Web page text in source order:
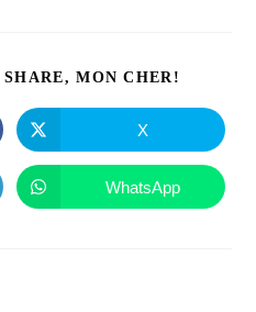
MON CHER!
X
WhatsApp